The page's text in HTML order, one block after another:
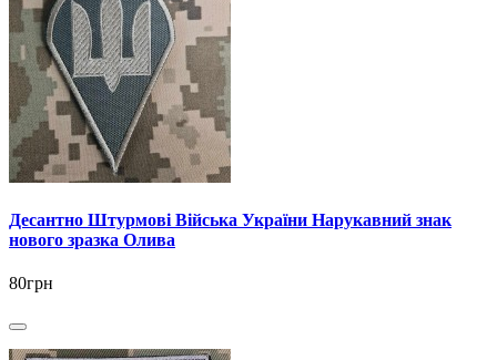
Десантно Штурмові Війська України Нарукавний знак
нового зразка Олива
80грн